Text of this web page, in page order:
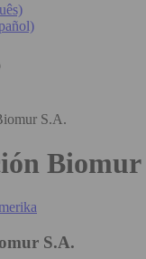
S.A.
Biomur
S.A.